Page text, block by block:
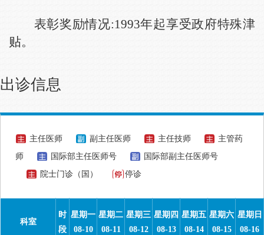
表彰奖励情况:1993年起享受政府特殊津
贴。
出诊信息
主任医师 副主任医师 主任技师
主管药
师
国际部主任医师号
国际部副主任医师号
院士门诊（国）
停诊
科室
时
段
星期一
08-10
星期二
08-11
星期三
08-12
星期四
08-13
星期五
08-14
星期六
08-15
星期日
08-16